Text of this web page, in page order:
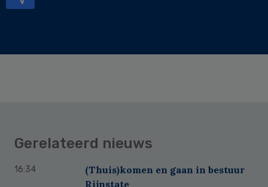
Gerelateerd nieuws
16:34
(Thuis)komen en gaan in bestuur
Rijnstate